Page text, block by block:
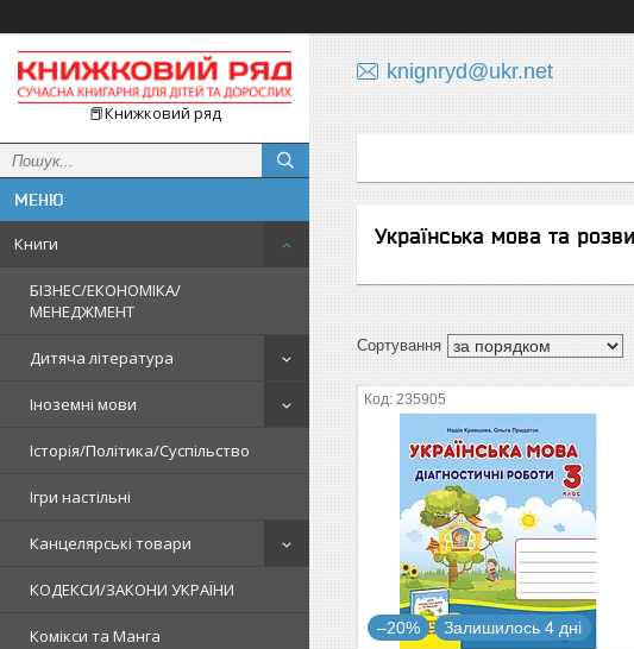
📕Книжковий ряд
Книги
БІЗНЕС/ЕКОНОМІКА/
МЕНЕДЖМЕНТ
Дитяча література
Іноземні мови
Історія/Політика/Суспільство
Ігри настільні
Канцелярські товари
КОДЕКСИ/ЗАКОНИ УКРАЇНИ
Комікси та Манга
knignryd@ukr.net
Українська мова та
235905
–20% Залишилось 4 дні